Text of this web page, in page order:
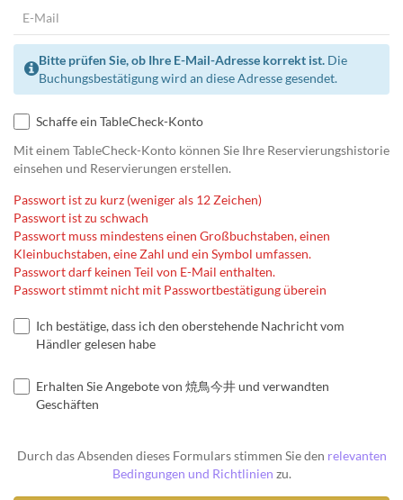
Bitte prüfen Sie, ob Ihre E-Mail-Adresse korrekt ist. Die
Buchungsbestätigung wird an diese Adresse gesendet.
Schaffe ein TableCheck-Konto
Mit einem TableCheck-Konto können Sie Ihre Reservierungshistorie
einsehen und Reservierungen erstellen.
Passwort ist zu kurz (weniger als 12 Zeichen)
Passwort ist zu schwach
Passwort muss mindestens einen Großbuchstaben, einen
Kleinbuchstaben, eine Zahl und ein Symbol umfassen.
Passwort darf keinen Teil von E-Mail enthalten.
Passwort stimmt nicht mit Passwortbestätigung überein
Ich bestätige, dass ich den oberstehende Nachricht vom
Händler gelesen habe
Erhalten Sie Angebote von 焼鳥今井 und verwandten
Geschäften
Durch das Absenden dieses Formulars stimmen Sie den relevanten
Bedingungen und Richtlinien zu.